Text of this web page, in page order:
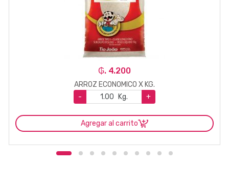
₲. 4.200
ARROZ ECONOMICO X KG.
-
Kg. +
Agregar al carrito